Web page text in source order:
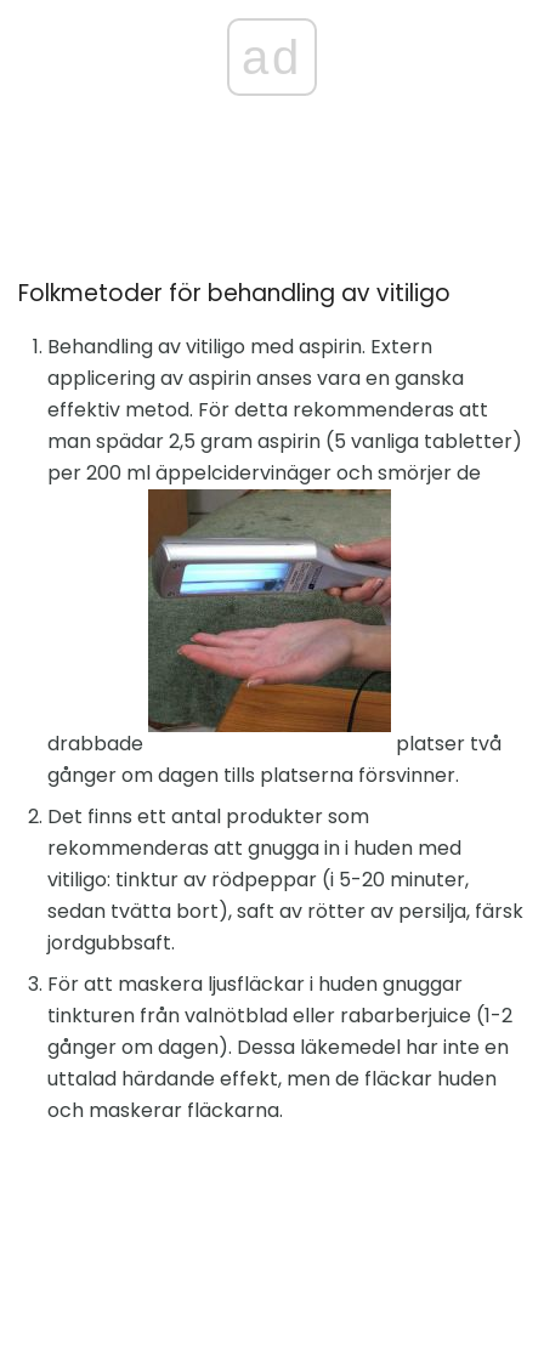
ad
Folkmetoder för behandling av vitiligo
Behandling av vitiligo med aspirin. Extern
applicering av aspirin anses vara en ganska
effektiv metod. För detta rekommenderas att
man spädar 2,5 gram aspirin (5 vanliga tabletter)
per 200 ml äppelcidervinäger och smörjer de
drabbade
platser två
gånger om dagen tills platserna försvinner.
Det finns ett antal produkter som
rekommenderas att gnugga in i huden med
vitiligo: tinktur av rödpeppar (i 5-20 minuter,
sedan tvätta bort), saft av rötter av persilja, färsk
jordgubbsaft.
För att maskera ljusfläckar i huden gnuggar
tinkturen från valnötblad eller rabarberjuice (1-2
gånger om dagen). Dessa läkemedel har inte en
uttalad härdande effekt, men de fläckar huden
och maskerar fläckarna.